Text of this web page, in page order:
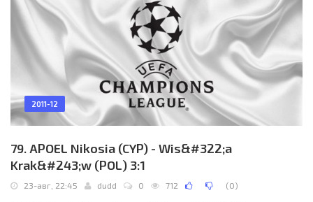
Йелле Фоссен, Эльянив Барда
2011-12
79. APOEL Nikosia (CYP) - Wis&#322;a
Krak&#243;w (POL) 3:1
23-авг, 22:45 dudd 0 712 (0)